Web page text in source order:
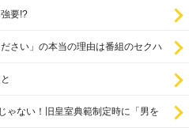
要!?
さい」の本当の理由は番組のセクハ
ゃない！旧皇室典範制定時に「男を